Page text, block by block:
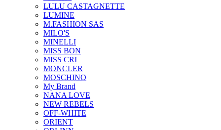
LULU CASTAGNETTE
LUMINE
M.FASHION SAS
MILO'S
MINELLI
MISS BON
MISS CRI
MONCLER
MOSCHINO
My Brand
NANA LOVE
NEW REBELS
OFF-WHITE
ORIENT